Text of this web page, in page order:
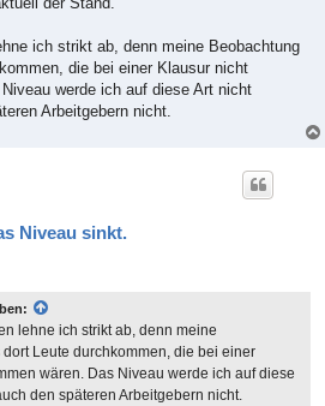
ich strikt ab, denn meine Beobachtung
die bei einer Klausur nicht
werde ich auf diese Art nicht
Arbeitgebern nicht.
Niveau sinkt.
lehne ich strikt ab, denn meine
Leute durchkommen, die bei einer
wären. Das Niveau werde ich auf diese
den späteren Arbeitgebern nicht.